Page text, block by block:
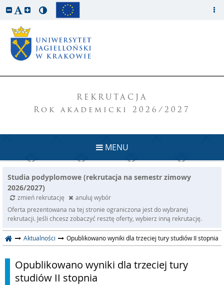
REKRUTACJA
Rok akademicki 2026/2027
MENU
Studia podyplomowe (rekrutacja na semestr zimowy
2026/2027)
zmień rekrutację
anuluj wybór
Oferta prezentowana na tej stronie ograniczona jest do wybranej
rekrutacji. Jeśli chcesz zobaczyć resztę oferty, wybierz inną rekrutację.
Aktualności Opublikowano wyniki dla trzeciej tury studiów II stopnia
Opublikowano wyniki dla trzeciej tury
studiów II stopnia